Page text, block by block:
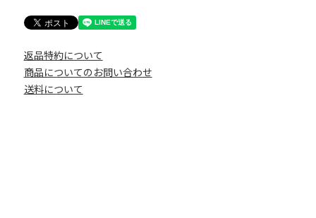
返品特約について
商品についてのお問い合わせ
送料について